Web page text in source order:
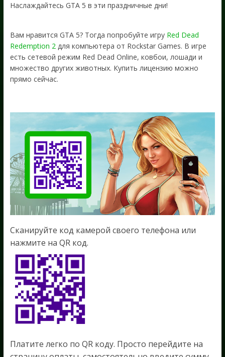
Наслаждайтесь GTA 5 в эти праздничные дни!
Вам нравится GTA 5? Тогда попробуйте игру Red Dead
Redemption 2для компьютера от Rockstar Games. В игре
есть сетевой режим Red Dead Online, ковбои, лошади и
множество других животных. Купить лицензию можно
прямо сейчас.
Сканируйте код камерой своего телефона или
нажмите на QR код.
Платите легко по QR коду. Просто перейдите на